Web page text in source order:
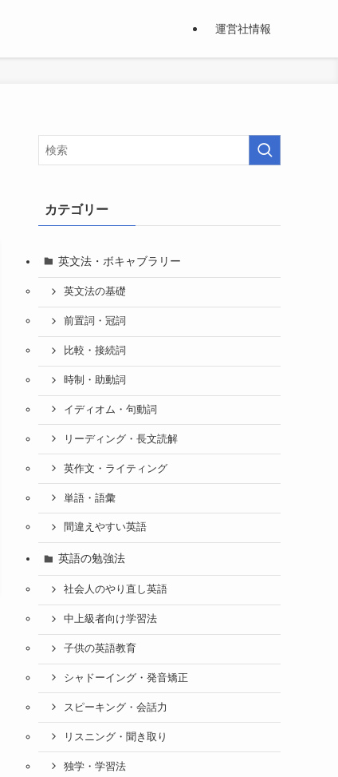
運営社情報
カテゴリー
英文法・ボキャブラリー
英文法の基礎
前置詞・冠詞
比較・接続詞
時制・助動詞
イディオム・句動詞
リーディング・長文読解
英作文・ライティング
単語・語彙
間違えやすい英語
英語の勉強法
社会人のやり直し英語
中上級者向け学習法
子供の英語教育
シャドーイング・発音矯正
スピーキング・会話力
リスニング・聞き取り
独学・学習法